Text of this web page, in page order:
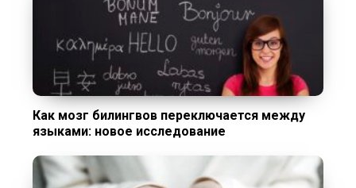
Как мозг билингвов переключается между
языками: новое исследование